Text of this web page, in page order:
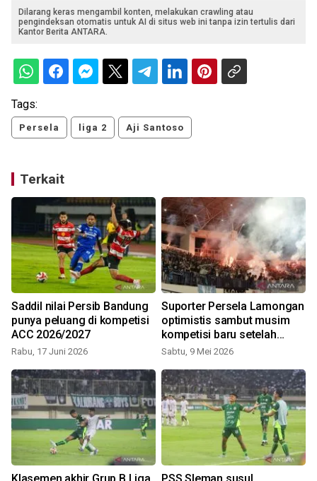
Dilarang keras mengambil konten, melakukan crawling atau
pengindeksan otomatis untuk AI di situs web ini tanpa izin tertulis dari
Kantor Berita ANTARA.
Tags:
Persela liga 2 Aji Santoso
Terkait
Saddil nilai Persib Bandung
punya peluang di kompetisi
ACC 2026/2027
Rabu, 17 Juni 2026
Suporter Persela Lamongan
optimistis sambut musim
kompetisi baru setelah
bebas sanksi
Sabtu, 9 Mei 2026